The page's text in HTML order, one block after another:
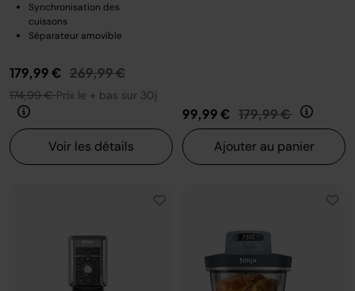
Synchronisation des
cuissons
Séparateur amovible
179,99 € Prix réduit de
269,99 €au
174,99 €Prix le + bas sur 30j
Voir les détails
99,99 € Prix réduit de
179,99 € au
Ajouter au panier